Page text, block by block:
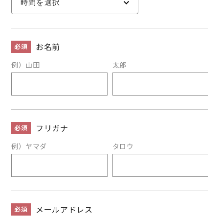
必須 お名前
例）山田 太郎
必須 フリガナ
例）ヤマダ タロウ
必須 メールアドレス